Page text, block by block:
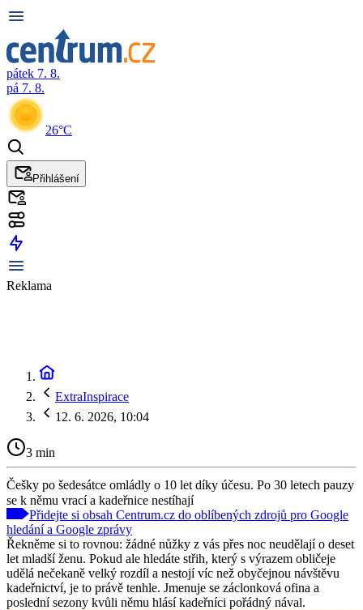
pátek 7. 8.
pá 7. 8.
26°C
Přihlášení
Reklama
ExtraInspirace
12. 6. 2026, 10:04
3 min
Češky po šedesátce omládly o 10 let díky účesu. Po 30 letech pauzy
se k němu vrací a kadeřnice nestíhají
Přidejte si obsah Centrum.cz do oblíbených zdrojů pro Google
hledání a Google zprávy
Řekněme si to rovnou: žádné nůžky z vás přes noc neudělají o deset
let mladší ženu. Pokud ale hledáte střih, který s výrazem obličeje
udělá nečekaně velký rozdíl a nestojí víc než obyčejnou návštěvu
kadeřnictví, je to právě tenhle. Jmenuje se záclonková ofina a
poslední sezony kvůli němu hlásí kadeřníci pořádný nával.